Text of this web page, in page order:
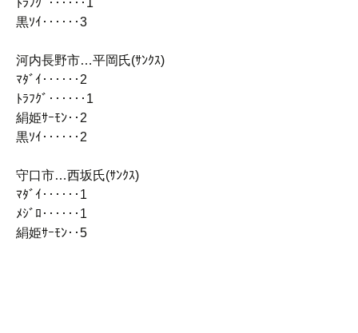
黒ｿｲ‥‥‥3
河内長野市…平岡氏(ｻﾝｸｽ)
ﾏﾀﾞｲ‥‥‥2
ﾄﾗﾌｸﾞ‥‥‥1
絹姫ｻｰﾓﾝ‥2
黒ｿｲ‥‥‥2
守口市…西坂氏(ｻﾝｸｽ)
ﾏﾀﾞｲ‥‥‥1
ﾒｼﾞﾛ‥‥‥1
絹姫ｻｰﾓﾝ‥5